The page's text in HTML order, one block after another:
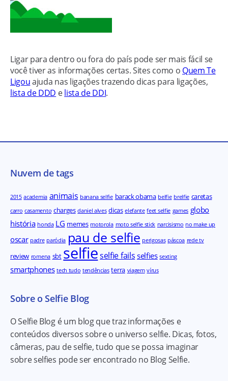
Ligar para dentro ou fora do país pode ser mais fácil se
você tiver as informações certas. Sites como o Quem Te
Ligouajuda nas ligações trazendo dicas para ligações,
lista de DDD elista de DDI.
Nuvem de tags
2015 academia animais banana selfie barack obama belfie brelfie caretas
carro casamento charges daniel alves dicas elefante feet selfie games globo
história honda LG memes motorola moto selfie stick narcisismo no make up
oscar padre paródia pau de selfie perigosas páscoa rede tv
review romena sbt selfieselfie fails selfies sexting
smartphones tech tudo tendências terra viagem vírus
Sobre o Selfie Blog
O Selfie Blog é um blog que traz informações e
conteúdos diversos sobre o universo selfie. Dicas, fotos,
câmeras, pau de selfie, tudo que se possa imaginar
sobre selfies pode ser encontrado no Blog Selfie.